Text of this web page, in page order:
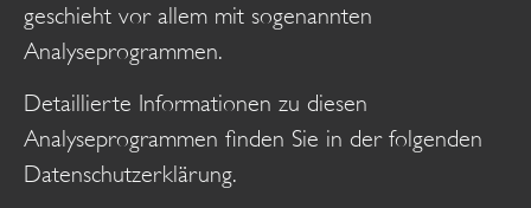
geschieht vor allem mit sogenannten
Analyseprogrammen.
Detaillierte Informationen zu diesen
Analyseprogrammen finden Sie in der folgenden
Datenschutzerklärung.